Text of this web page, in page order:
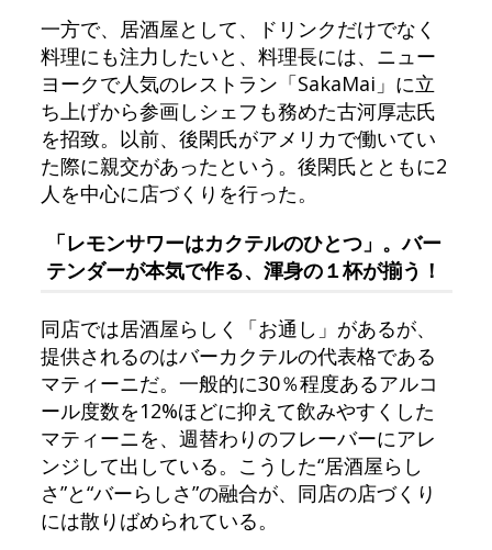
一方で、居酒屋として、ドリンクだけでなく
料理にも注力したいと、料理長には、ニュー
ヨークで人気のレストラン「SakaMai」に立
ち上げから参画しシェフも務めた古河厚志氏
を招致。以前、後閑氏がアメリカで働いてい
た際に親交があったという。後閑氏とともに2
人を中心に店づくりを行った。
「レモンサワーはカクテルのひとつ」。バー
テンダーが本気で作る、渾身の１杯が揃う！
同店では居酒屋らしく「お通し」があるが、
提供されるのはバーカクテルの代表格である
マティーニだ。一般的に30％程度あるアルコ
ール度数を12%ほどに抑えて飲みやすくした
マティーニを、週替わりのフレーバーにアレ
ンジして出している。こうした“居酒屋らし
さ”と“バーらしさ”の融合が、同店の店づくり
には散りばめられている。